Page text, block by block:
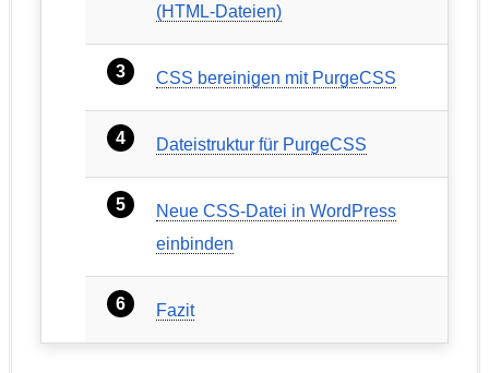
(HTML-Dateien)
CSS bereinigen mit PurgeCSS
Dateistruktur für PurgeCSS
Neue CSS-Datei in WordPress
einbinden
Fazit